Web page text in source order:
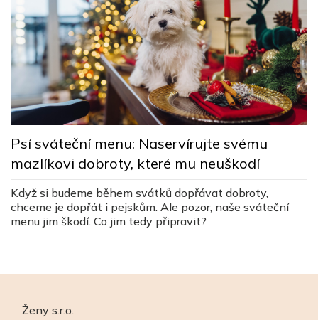
Psí sváteční menu: Naservírujte svému
mazlíkovi dobroty, které mu neuškodí
Když si budeme během svátků dopřávat dobroty,
chceme je dopřát i pejskům. Ale pozor, naše sváteční
menu jim škodí. Co jim tedy připravit?
Ženy s.r.o.